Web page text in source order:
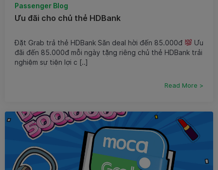
Passenger Blog
Ưu đãi cho chủ thẻ HDBank
Đặt Grab trả thẻ HDBank Săn deal hời đến 85.000đ
Ưu
đãi đến 85.000đ mỗi ngày tặng riêng chủ thẻ HDBank trải
nghiệm sự tiện lợi c [..]
Read More >